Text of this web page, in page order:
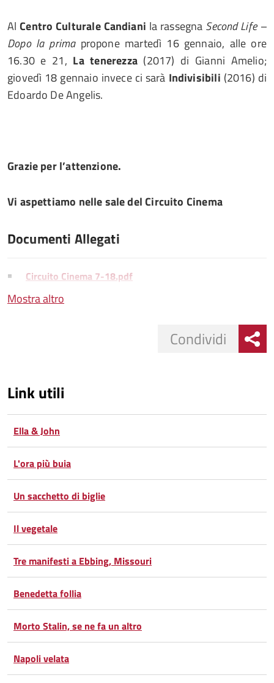
AlCentro Culturale Candiani la rassegna Second Life –
Dopo la prima propone martedì 16 gennaio, alle ore
16.30 e 21, La tenerezza(2017) di Gianni Amelio;
giovedì 18 gennaio invece ci sarà Indivisibili (2016) di
Edoardo De Angelis.
Grazie per l’attenzione.
Vi aspettiamo nelle sale del Circuito Cinema
Documenti Allegati
Circuito Cinema 7-18.pdf
Mostra altro
Condividi
Link utili
Ella & John
L'ora più buia
Un sacchetto di biglie
Il vegetale
Tre manifesti a Ebbing, Missouri
Benedetta follia
Morto Stalin, se ne fa un altro
Napoli velata